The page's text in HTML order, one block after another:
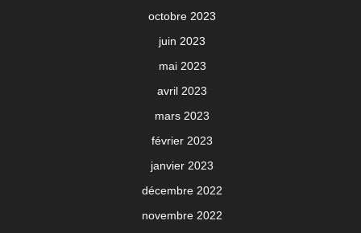
octobre 2023
juin 2023
mai 2023
avril 2023
mars 2023
février 2023
janvier 2023
décembre 2022
novembre 2022